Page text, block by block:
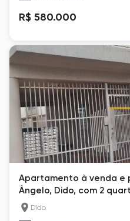
R$ 580.000
Apartamento à venda e
Ângelo, Dido, com 2
Dido